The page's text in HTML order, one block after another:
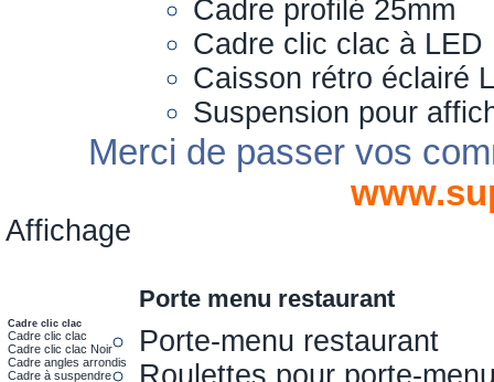
Cadre profilé 25mm
Cadre clic clac à LED
Caisson rétro éclairé
Suspension pour
Merci de passer vos
Affichage
Cadre clic clac
Cadre clic clac
Cadre clic clac Noir
Cadre angles arrondis
Cadre à suspendre
Porte menu restaurant
Porte-menu restaurant
Roulettes pour porte-